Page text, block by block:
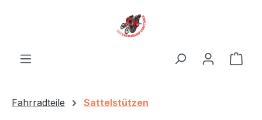
Fahrradteile Sattelstützen